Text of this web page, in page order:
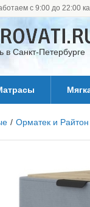
с 9:00 до 22:00
в Санкт-Петербурге
/ Орматек и Райтон